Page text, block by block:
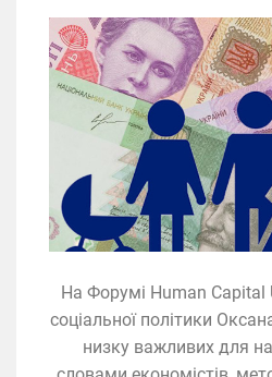
На Форумі Human Capital
соціальної політики
низку важливих для